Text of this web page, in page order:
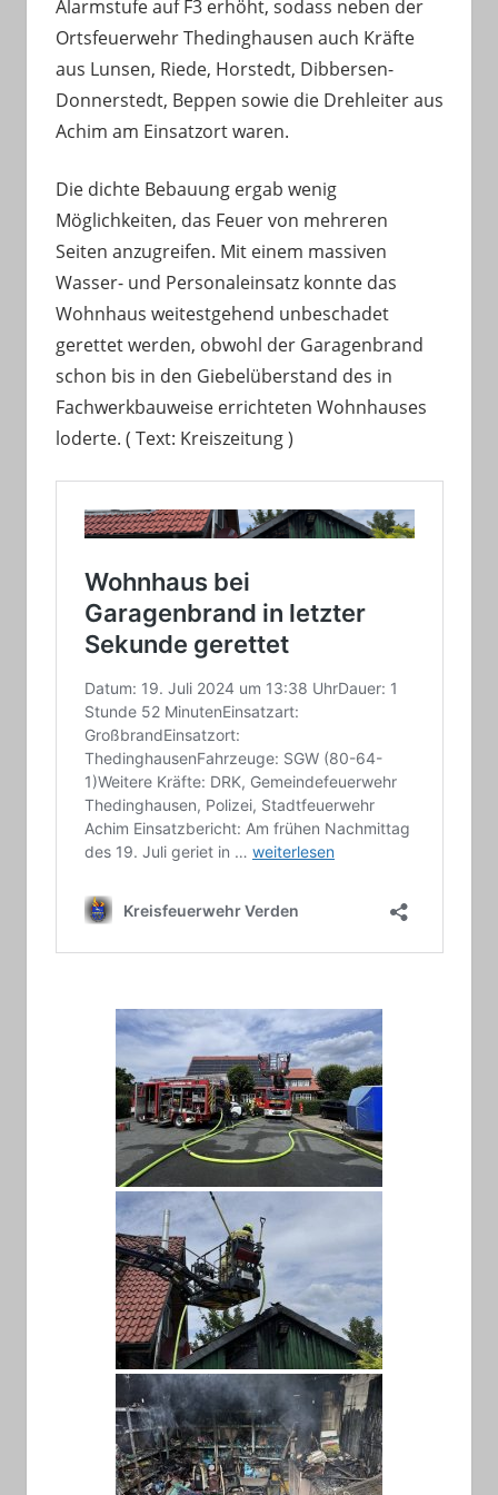
Alarmstufe auf F3 erhöht, sodass neben der
Ortsfeuerwehr Thedinghausen auch Kräfte
aus Lunsen, Riede, Horstedt, Dibbersen-
Donnerstedt, Beppen sowie die Drehleiter aus
Achim am Einsatzort waren.
Die dichte Bebauung ergab wenig
Möglichkeiten, das Feuer von mehreren
Seiten anzugreifen. Mit einem massiven
Wasser- und Personaleinsatz konnte das
Wohnhaus weitestgehend unbeschadet
gerettet werden, obwohl der Garagenbrand
schon bis in den Giebelüberstand des in
Fachwerkbauweise errichteten Wohnhauses
loderte. ( Text: Kreiszeitung )